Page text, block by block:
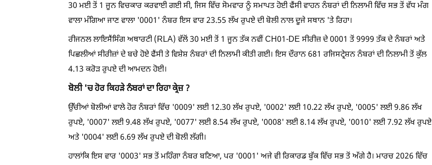
30 ਮਈ ਤੋਂ 1 ਜੂਨ ਵਿਚਕਾਰ ਕਰਵਾਈ ਗਈ ਸੀ, ਜਿਸ ਵਿੱਚ ਸੋਮਵਾਰ ਨੂੰ ਸਮਾਪਤ ਹੋਈ ਫੈਂਸੀ ਵਾਹਨ ਨੰਬਰਾਂ ਦੀ ਨਿਲਾਮੀ ਵਿੱਚ ਸਭ ਤੋਂ ਵੱਧ ਮੰਗ
ਵਾਲਾ ਮੰਗਿਆ ਜਾਣ ਵਾਲਾ '0001' ਨੰਬਰ ਇਸ ਵਾਰ 23.55 ਲੱਖ ਰੁਪਏ ਦੀ ਬੋਲੀ ਨਾਲ ਦੂਜੇ ਸਥਾਨ 'ਤੇ ਰਿਹਾ।
ਰੀਜਨਲ ਲਾਇਸੈਂਸਿੰਗ ਅਥਾਰਟੀ (RLA) ਵੱਲੋਂ 30 ਮਈ ਤੋਂ 1 ਜੂਨ ਤੱਕ ਨਵੀਂ CH01-DE ਸੀਰੀਜ਼ ਦੇ 0001 ਤੋਂ 9999 ਤੱਕ ਦੇ ਨੰਬਰਾਂ ਅਤੇ
ਪਿਛਲੀਆਂ ਸੀਰੀਜ਼ਾਂ ਦੇ ਬਚੇ ਹੋਏ ਫੈਂਸੀ ਤੇ ਵਿਸ਼ੇਸ਼ ਨੰਬਰਾਂ ਦੀ ਨਿਲਾਮੀ ਕੀਤੀ ਗਈ। ਇਸ ਦੌਰਾਨ 681 ਰਜਿਸਟ੍ਰੇਸ਼ਨ ਨੰਬਰਾਂ ਦੀ ਨਿਲਾਮੀ ਤੋਂ ਕੁੱਲ
4.13 ਕਰੋੜ ਰੁਪਏ ਦੀ ਆਮਦਨ ਹੋਈ।
ਬੋਲੀ 'ਚ ਹੋਰ ਕਿਹੜੇ ਨੰਬਰਾਂ ਦਾ ਰਿਹਾ ਕ੍ਰੇਜ਼ ?
ਉੱਚੀਆਂ ਬੋਲੀਆਂ ਵਾਲੇ ਹੋਰ ਨੰਬਰਾਂ ਵਿੱਚ '0009' ਲਈ 12.30 ਲੱਖ ਰੁਪਏ, '0002' ਲਈ 10.22 ਲੱਖ ਰੁਪਏ, '0005' ਲਈ 9.86 ਲੱਖ
ਰੁਪਏ, '0007' ਲਈ 9.48 ਲੱਖ ਰੁਪਏ, '0077' ਲਈ 8.54 ਲੱਖ ਰੁਪਏ, '0008' ਲਈ 8.14 ਲੱਖ ਰੁਪਏ, '0010' ਲਈ 7.92 ਲੱਖ ਰੁਪਏ
ਅਤੇ '0004' ਲਈ 6.69 ਲੱਖ ਰੁਪਏ ਦੀ ਬੋਲੀ ਲੱਗੀ।
ਹਾਲਾਂਕਿ ਇਸ ਵਾਰ '0003' ਸਭ ਤੋਂ ਮਹਿੰਗਾ ਨੰਬਰ ਬਣਿਆ, ਪਰ '0001' ਅਜੇ ਵੀ ਰਿਕਾਰਡ ਬੁੱਕ ਵਿੱਚ ਸਭ ਤੋਂ ਅੱਗੇ ਹੈ। ਮਾਰਚ 2026 ਵਿੱਚ